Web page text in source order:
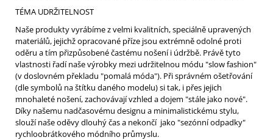
TÉMA UDRŽITELNOST
Naše produkty vyrábíme z velmi kvalitních, speciálně upravených
materiálů, jejichž opracované příze jsou extrémně odolné proti
oděru a tím přizpůsobené častému nošení i údržbě. Právě tyto
vlastnosti řadí naše výrobky mezi udržitelnou módu "slow fashion"
(v doslovném překladu "pomalá móda"). Při správném ošetřování
(dle symbolů na štítku daného modelu) si tak, i přes jejich
mnohaleté nošení, zachovávají vzhled a dojem "stále jako nové".
Díky našemu nadčasovému designu a minimalistickému stylu,
slouží naše oděvy dlouhý čas a nekončí jako "sezónní odpadky"
rychloobrátkového módního průmyslu.